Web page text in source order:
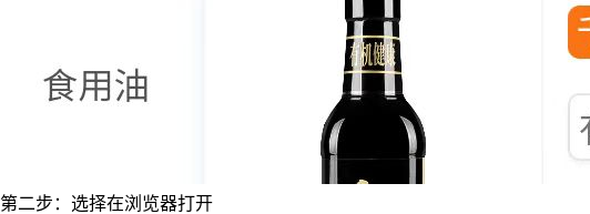
第二步：选择在浏览器打开